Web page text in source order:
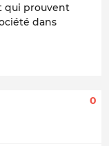
qui prouvent
dans
0